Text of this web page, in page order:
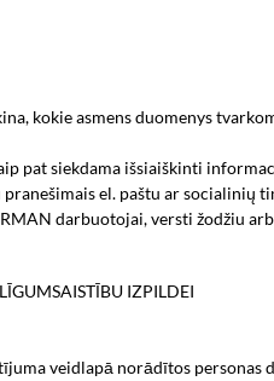
kokie asmens duomenys
pat siekdama išsiaiškinti
el. paštu ar socialinių
darbuotojai, versti žodžiu
IZPILDEI
veidlapā norādītos